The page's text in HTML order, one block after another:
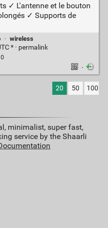
✓ L'antenne et le bouton
✓ Supports de
· wireless
* · permalink
·
20 50 100
minimalist, super fast,
service by the Shaarli